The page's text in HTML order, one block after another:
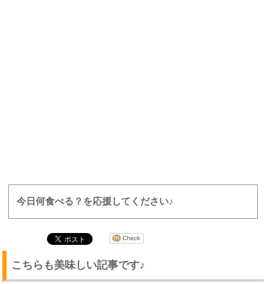
今日何食べる？を応援してください♪
こちらも美味しい記事です♪